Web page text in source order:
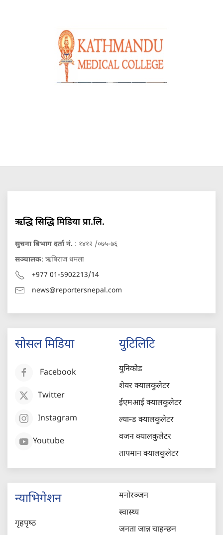
ऋद्धि सिद्धि मिडिया प्रा.लि.
सुचना बिभाग दर्ता नं. : १४१२ /०७५-७६
सञ्चालक: ऋषिराज धमला
+977 01-5902213/14
news@reportersnepal.com
सोसल मिडिया
Facebook
Twitter
Instagram
Youtube
युटिलिटि
युनिकोड
शेयर क्यालकुलेटर
ईएमआई क्यालकुलेटर
ल्यान्ड क्यालकुलेटर
वजन क्यालकुलेटर
तापमान क्यालकुलेटर
न्याभिगेशन
गृहपृष्‍ठ
मनोरञ्जन
स्वास्थ्य
जनता जान्न चाहन्छन